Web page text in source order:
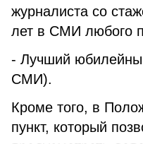
журналиста со
лет в СМИ любого
- Лучший
СМИ).
Кроме того, в
пункт, который